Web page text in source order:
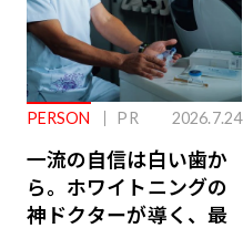
PERSON PR 2026.7.24
一流の自信は白い歯か
ら。ホワイトニングの
神ドクターが導く、最